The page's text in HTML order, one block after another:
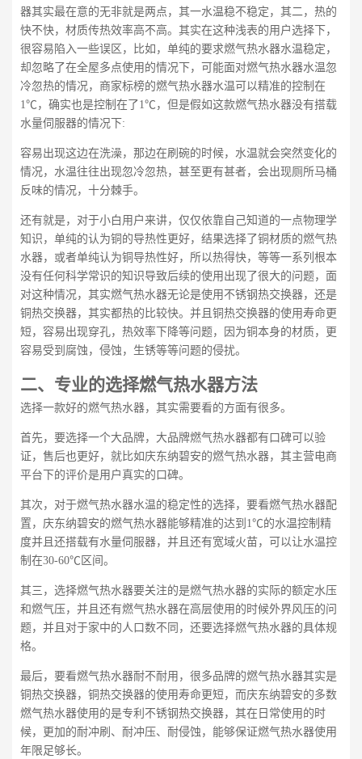
器其实最在意的无非就是两点，其一水温稳不稳定，其二，热的
快不快，材质传热效率高不高。其实在这种浅表的用户选择下，
很容易陷入一些误区，比如，单纯的要求燃气热水器水温稳定，
却忽略了在全屋多点使用的情况下，可能面对燃气热水器水温忽
冷忽热的情况，商家标榜的燃气热水器水温可以精准的控制在
1℃，确实也是控制在了1℃，但是假如这款燃气热水器没有搭载
水量伺服器的情况下:
容易出现这边在洗澡，那边在刷碗的时候，水温就会突然变化的
情况，水温往往出现忽冷忽热，甚至更有甚者，会出现厕所马桶
反味的情况，十分棘手。
还有就是，对于小白用户来讲，仅仅依靠自己知道的一点物理学
知识，单纯的认为铜的导热性更好，结果选择了铜材质的燃气热
水器，或者单纯认为铜导热性好，所以热得快，等等一系列根本
没有任何科学常识的知识导致后续的使用出现了很大的问题，面
对这种情况，其实燃气热水器无论是使用不锈钢热交换器，还是
铜热交换器，其实都热的比较快。并且铜热交换器的使用寿命更
短，容易出现穿孔，热效率下降等问题，因为铜本身的材质，更
容易受到腐蚀，侵蚀，生锈等等问题的侵扰。
二、 专业的选择燃气热水器方法
选择一款好的燃气热水器，其实需要看的方面有很多。
首先，要选择一个大品牌，大品牌燃气热水器都有口碑可以验
证，售后也更好，就比如庆东纳碧安的燃气热水器，其主营电商
平台下的评价是用户真实的口碑。
其次，对于燃气热水器水温的稳定性的选择，要看燃气热水器配
置，庆东纳碧安的燃气热水器能够精准的达到1℃的水温控制精
度并且还搭载有水量伺服器，并且还有宽域火苗，可以让水温控
制在30-60℃区间。
其三，选择燃气热水器要关注的是燃气热水器的实际的额定水压
和燃气压，并且还有燃气热水器在高层使用的时候外界风压的问
题，并且对于家中的人口数不同，还要选择燃气热水器的具体规
格。
最后，要看燃气热水器耐不耐用，很多品牌的燃气热水器其实是
铜热交换器，铜热交换器的使用寿命更短，而庆东纳碧安的多数
燃气热水器使用的是专利不锈钢热交换器，其在日常使用的时
候，更加的耐冲刷、耐冲压、耐侵蚀，能够保证燃气热水器使用
年限足够长。